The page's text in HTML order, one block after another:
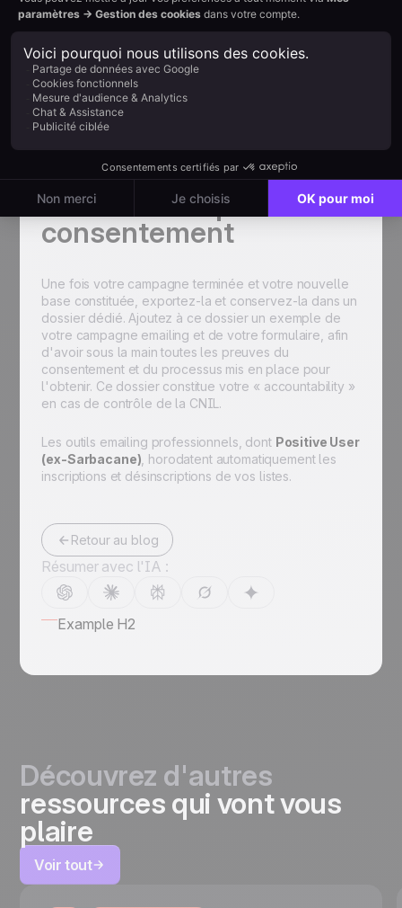
Retour au blog
Résumer avec l'IA :
Example H2
formulaire de réconfirmation
Être envoyée dans un délai raisonnable avant la
date d'entrée en vigueur de vos nouvelles
pratiques
Seuls les contacts qui auront rempli le formulaire et
confirmé leur consentement resteront dans votre liste
vos prochains envois.
Conserver la preuve du
consentement
Une fois votre campagne terminée et votre nouvelle
base constituée, exportez-la et conservez-la dans un
dossier dédié. Ajoutez à ce dossier un exemple de
votre campagne emailing et de votre formulaire, afin
d'avoir sous la main toutes les preuves du
consentement et du processus mis en place pour
l'obtenir. Ce dossier constitue votre « accountability »
en cas de contrôle de la CNIL.
Les outils emailing professionnels, dont Positive User
(ex-Sarbacane) , horodatent automatiquement les
inscriptions et désinscriptions de vos listes.
Découvrez d'autres
ressources qui vont vous
plaire
Voir tout